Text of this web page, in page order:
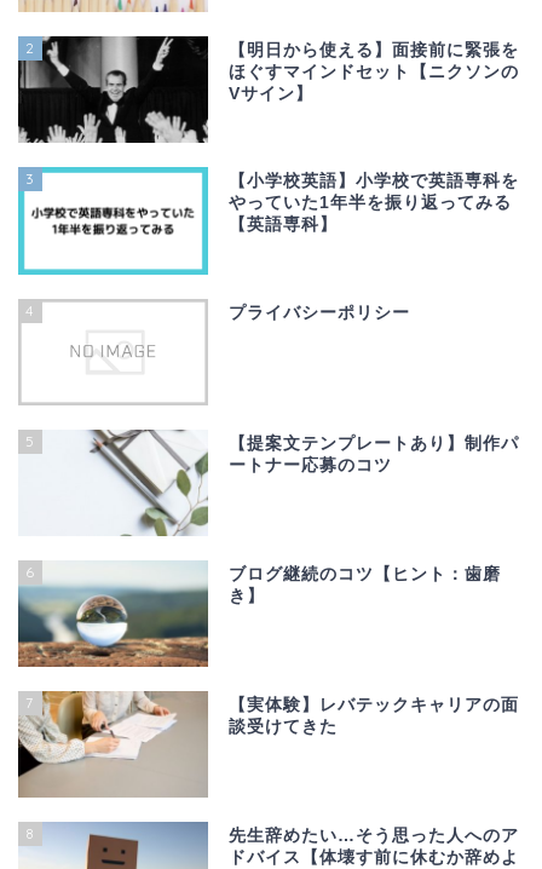
2
【明日から使える】面接前に緊張を
ほぐすマインドセット【ニクソンの
Vサイン】
3
【小学校英語】小学校で英語専科を
やっていた1年半を振り返ってみる
【英語専科】
4 プライバシーポリシー
5
【提案文テンプレートあり】制作パ
ートナー応募のコツ
6
ブログ継続のコツ【ヒント：歯磨
き】
7
【実体験】レバテックキャリアの面
談受けてきた
8
先生辞めたい…そう思った人へのア
ドバイス【体壊す前に休むか辞めよ